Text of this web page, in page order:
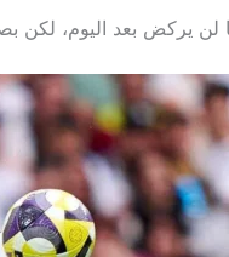
لن يركض بعد اليوم، لكن